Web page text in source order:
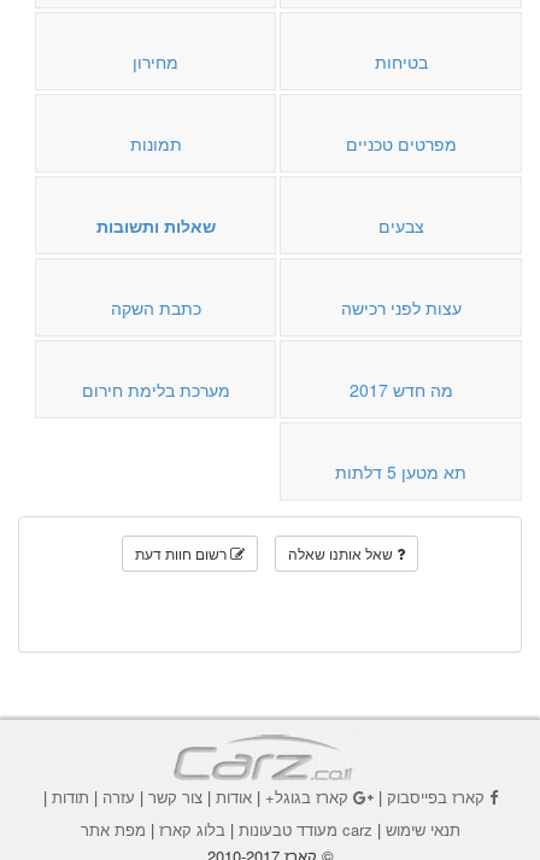
בטיחות מחירון
מפרטים טכניים תמונות
צבעים שאלות ותשובות
עצות לפני רכישה כתבת השקה
מה חדש 2017 מערכת בלימת חירום
תא מטען 5 דלתות
שאל אותנו שאלה רשום חוות דעת
קארז בפייסבוק| קארז בגוגל+|אודות |צור קשר | עזרה | תודות |
תנאי שימוש | carz מעודד טבעונות |בלוג קארז | מפת אתר